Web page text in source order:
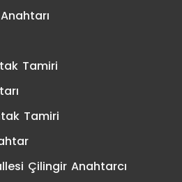
Tamiri
Tamiri
Çilingir Anahtarcı